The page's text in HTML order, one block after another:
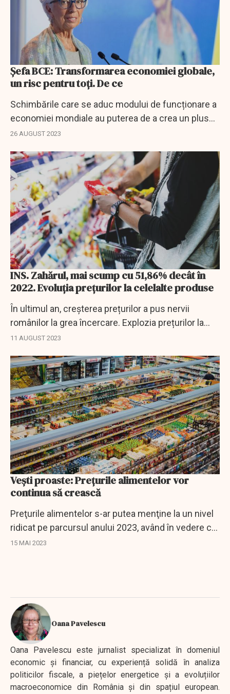
Șefa BCE: Transformarea economiei globale,
un risc pentru toți. De ce
Schimbările care se aduc modului de funcționare a
economiei mondiale au puterea de a crea un plus
de volatilitate a inflației, cu presiuni mai persistente
26 AUGUST 2023
INS. Zahărul, mai scump cu 51,86% decât în
2022. Evoluția prețurilor la celelalte produse
În ultimul an, creșterea prețurilor a pus nervii
românilor la grea încercare. Explozia prețurilor la
gaze și energie s-a regăsit într-o serie de produse
11 AUGUST 2023
Veşti proaste: Preţurile alimentelor vor
continua să crească
Preţurile alimentelor s-ar putea menţine la un nivel
ridicat pe parcursul anului 2023, având în vedere că
există riscuri legate de evoluţia vremii, o cerere
15 MAI 2023
Oana Pavelescu
Oana Pavelescu este jurnalist specializat în domeniul
economic și financiar, cu experiență solidă în analiza
politicilor fiscale, a piețelor energetice și a evoluțiilor
macroeconomice din România și din spațiul european.